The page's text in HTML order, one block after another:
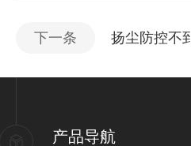
下一条 扬尘防控不
产品导航